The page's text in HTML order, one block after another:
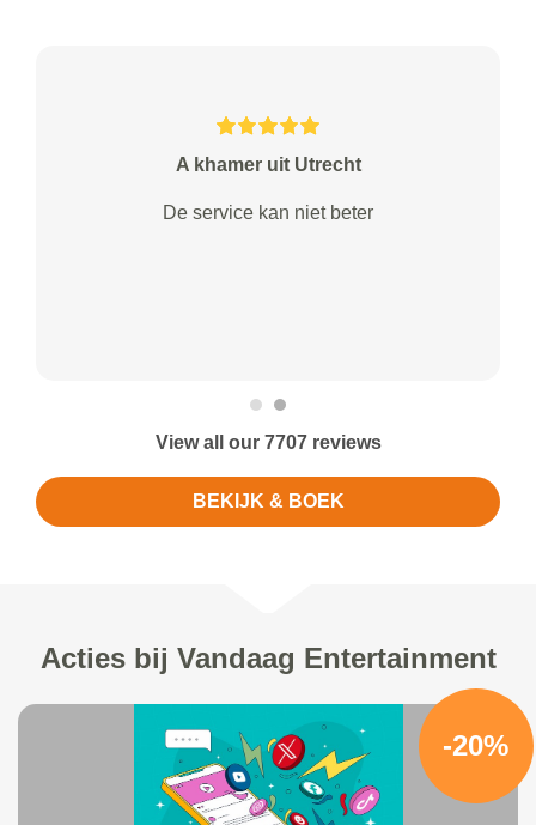
A khamer uit Utrecht
De service kan niet beter
View all our 7707 reviews
BEKIJK & BOEK
Acties bij Vandaag Entertainment
-20%